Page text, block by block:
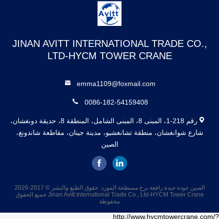
JINAN AVITT INTERNATIONAL TRADE CO.,
LTD-HYCM TOWER CRANE
emma1109@foxmail.com
0086-182-54159408
رقم 218-1، المبنى 8، المبنى الشامل، المنطقة 8، حديقة دونغشان،
شارع شوانغشان، منطقة تشانغشيو، مدينة جينان، مقاطعة شاندونغ،
الصين
الصين جودة جيدة رافعة برج مسطحة المورد. حقوق الطبع والنشر © 2017-2026
Jinan Avitt International Trade Co., Ltd-HYCM Tower Crane جميع الحقوق
محفوظة
http://www.hycmtowercrane.com/?